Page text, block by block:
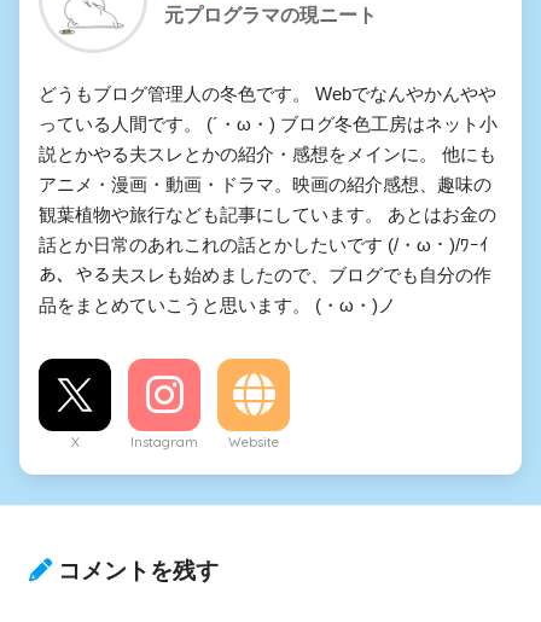
元プログラマの現ニート
どうもブログ管理人の冬色です。 Webでなんやかんやや
っている人間です。 (´・ω・) ブログ冬色工房はネット小
説とかやる夫スレとかの紹介・感想をメインに。 他にも
アニメ・漫画・動画・ドラマ。映画の紹介感想、趣味の
観葉植物や旅行なども記事にしています。 あとはお金の
話とか日常のあれこれの話とかしたいです (/・ω・)/ﾜｰｲ
あ、やる夫スレも始めましたので、ブログでも自分の作
品をまとめていこうと思います。 (・ω・)ノ
X Instagram Website
コメントを残す